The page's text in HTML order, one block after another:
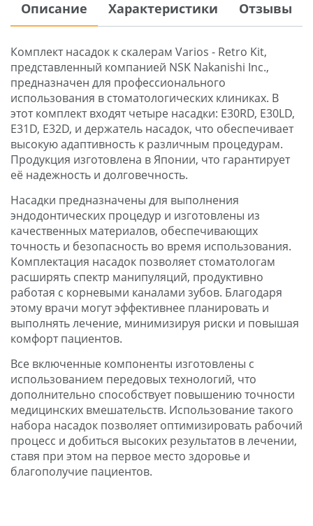
Описание Характеристики Отзывы
Комплект насадок к скалерам Varios - Retro Kit,
представленный компанией NSK Nakanishi Inc.,
предназначен для профессионального
использования в стоматологических клиниках. В
этот комплект входят четыре насадки: E30RD, E30LD,
E31D, E32D, и держатель насадок, что обеспечивает
высокую адаптивность к различным процедурам.
Продукция изготовлена в Японии, что гарантирует
её надежность и долговечность.
Наcадки предназначены для выполнения
эндодонтических процедур и изготовлены из
качественных материалов, обеспечивающих
точность и безопасность во время использования.
Комплектация насадок позволяет стоматологам
расширять спектр манипуляций, продуктивно
работая с корневыми каналами зубов. Благодаря
этому врачи могут эффективнее планировать и
выполнять лечение, минимизируя риски и повышая
комфорт пациентов.
Все включенные компоненты изготовлены с
использованием передовых технологий, что
дополнительно способствует повышению точности
медицинских вмешательств. Использование такого
набора насадок позволяет оптимизировать рабочий
процесс и добиться высоких результатов в лечении,
ставя при этом на первое место здоровье и
благополучие пациентов.